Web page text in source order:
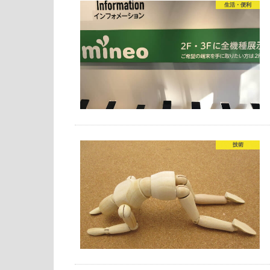
生活・便利
技術